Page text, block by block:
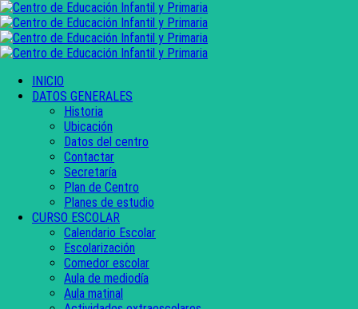
INICIO
DATOS GENERALES
Historia
Ubicación
Datos del centro
Contactar
Secretaría
Plan de Centro
Planes de estudio
CURSO ESCOLAR
Calendario Escolar
Escolarización
Comedor escolar
Aula de mediodía
Aula matinal